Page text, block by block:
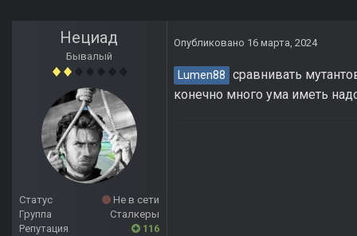
Нециад
Бывалый
Статус
Не в сети
Группа
Сталкеры
Репутация
116
Опубликовано 16 марта, 2024
Lumen88 сравнивать
конечно много ума иметь